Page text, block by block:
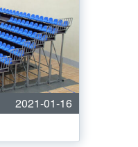
2021-01-16